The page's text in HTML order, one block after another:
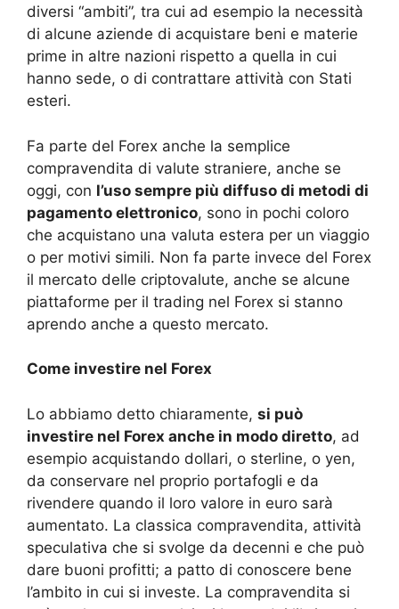
diversi “ambiti”, tra cui ad esempio la necessità
di alcune aziende di acquistare beni e materie
prime in altre nazioni rispetto a quella in cui
hanno sede, o di contrattare attività con Stati
esteri.
Fa parte del Forex anche la semplice
compravendita di valute straniere, anche se
oggi, con l’uso sempre più diffuso di metodi di
pagamento elettronico, sono in pochi coloro
che acquistano una valuta estera per un viaggio
o per motivi simili. Non fa parte invece del Forex
il mercato delle criptovalute, anche se alcune
piattaforme per il trading nel Forex si stanno
aprendo anche a questo mercato.
Come investire nel Forex
Lo abbiamo detto chiaramente, si può
investire nel Forex anche in modo diretto, ad
esempio acquistando dollari, o sterline, o yen,
da conservare nel proprio portafogli e da
rivendere quando il loro valore in euro sarà
aumentato. La classica compravendita, attività
speculativa che si svolge da decenni e che può
dare buoni profitti; a patto di conoscere bene
l’ambito in cui si investe. La compravendita si